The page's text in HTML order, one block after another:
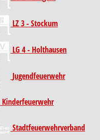
LZ 3 - Stockum
LG 4 - Holthausen
Jugendfeuerwehr
Kinder­feuer­wehr
Stadt­feuer­wehr­verband